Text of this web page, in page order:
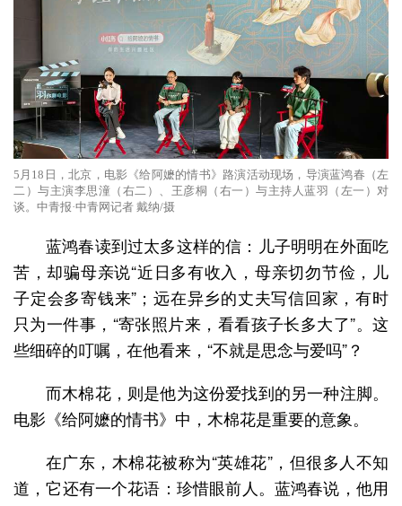
5月18日，北京，电影《给阿嬷的情书》路演活动现场，导演蓝鸿春（左
二）与主演李思潼（右二）、王彦桐（右一）与主持人蓝羽（左一）对
谈。中青报·中青网记者 戴纳/摄
蓝鸿春读到过太多这样的信：儿子明明在外面吃
苦，却骗母亲说“近日多有收入，母亲切勿节俭，儿
子定会多寄钱来”；远在异乡的丈夫写信回家，有时
只为一件事，“寄张照片来，看看孩子长多大了”。这
些细碎的叮嘱，在他看来，“不就是思念与爱吗”？
而木棉花，则是他为这份爱找到的另一种注脚。
电影《给阿嬷的情书》中，木棉花是重要的意象。
在广东，木棉花被称为“英雄花”，但很多人不知
道，它还有一个花语：珍惜眼前人。蓝鸿春说，他用